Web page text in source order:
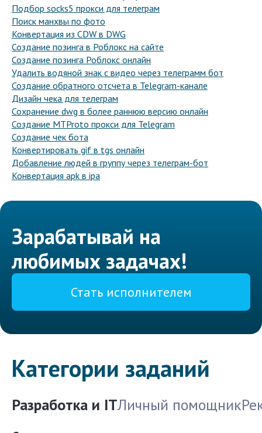
Подбор socks5 прокси для телеграм
Поиск манхвы по фото
Конвертация из CDW в DWG
Создание позинга в Роблокс на сайте
Создание позинга Роблокс онлайн
Удалить водяной знак с видео через телеграмм бот
Создание обратного отсчета в Telegram-канале
Дизайн чека для телеграм
Сохранение dwg в более раннюю версию онлайн
Создание MTProto прокси для Telegram
Создание чек бота
Конвертировать gif в tgs онлайн
Добавление людей в группу через телеграм-бот
Конвертация apk в ipa
Зарабатывай на
любимых задачах!
Стать исполнителем
Категории заданий
Разработка и ITЛичный помощник